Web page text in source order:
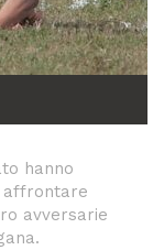
hanno
affrontare
avversarie